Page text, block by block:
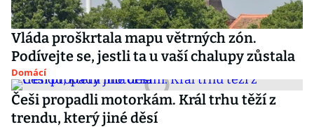
Vláda proškrtala mapu větrných zón.
Podívejte se, jestli ta u vaší chalupy zůstala
Domácí
Češi propadli motorkám. Král trhu těží z
trendu, který jiné děsí